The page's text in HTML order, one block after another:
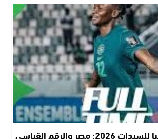
كأس أمم إفريقيا للسيدات 2026: مصر والرقم القياسي